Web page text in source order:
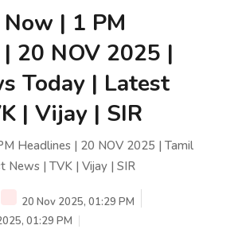
| 1 PM
20 NOV 2025 |
Today | Latest
| Vijay | SIR
Headlines | 20 NOV 2025 | Tamil
News | TVK | Vijay | SIR
20 Nov 2025, 01:29 PM
01:29 PM